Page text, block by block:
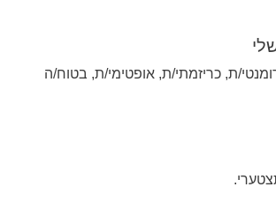
ת, כריזמתי/ת, אופטימי/ת, בטוח/ה